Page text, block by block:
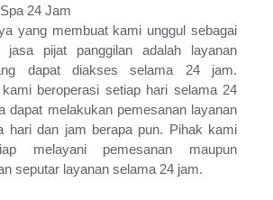
Spa Jogja / De Wave Jogja / Rajaklana Jogja
/ Aiyana Spa Jogja / Martha Tilaar Jogja /
/ Red Cliff Spa Jogja / Sheraton Mustika
Spa Jogja / Spa Jogja Kaskus / Spa Jogja
Plus Jogja / Rajaklana Resort Jogja / Raja
Jayakarta Hotel Jogja / Salon Spa Jogja /
/ Jayakarta Jogja / Arabella Spa and Salon
Salon Day Spa Yogyakarta / Arabella
Spa Di Jogja / Spa Jogja Plus / The
Villas and Spa / Amanda Spa Jogja / The
Villas / Spa Jogja Murah / Spa Jogja
24 Jam
yang membuat kami unggul sebagai
jasa pijat panggilan adalah layanan
dapat diakses selama 24 jam.
kami beroperasi setiap hari selama 24
dapat melakukan pemesanan layanan
hari dan jam berapa pun. Pihak kami
melayani pemesanan maupun
seputar layanan selama 24 jam.